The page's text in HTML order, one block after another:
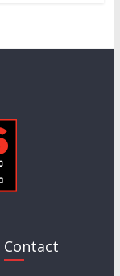
Contact